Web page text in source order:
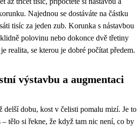
Najednou se dostáváte na částku
tisíc za jeden zub. Korunka s nástavbou
polovinu nebo dokonce dvě třetiny
realita, se kterou je dobré počítat předem.
výstavbu a augmentaci
dobu, kost v čelisti pomalu mizí. Je to
– tělo si řekne, že když tam nic není, co by